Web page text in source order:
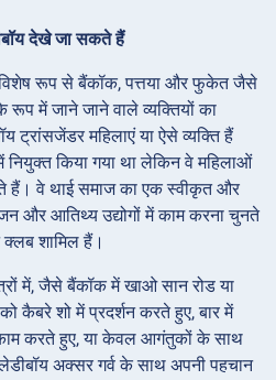
देखे जा सकते हैं
रूप से बैंकॉक, पत्तया और फुकेत जैसे
रूप में जाने जाने वाले व्यक्तियों का
ट्रांसजेंडर महिलाएं या ऐसे व्यक्ति हैं
किया गया था लेकिन वे महिलाओं
वे थाई समाज का एक स्वीकृत और
और आतिथ्य उद्योगों में काम करना चुनते
शामिल हैं।
में, जैसे बैंकॉक में खाओ सान रोड या
कैबरे शो में प्रदर्शन करते हुए, बार में
करते हुए, या केवल आगंतुकों के साथ
अक्सर गर्व के साथ अपनी पहचान